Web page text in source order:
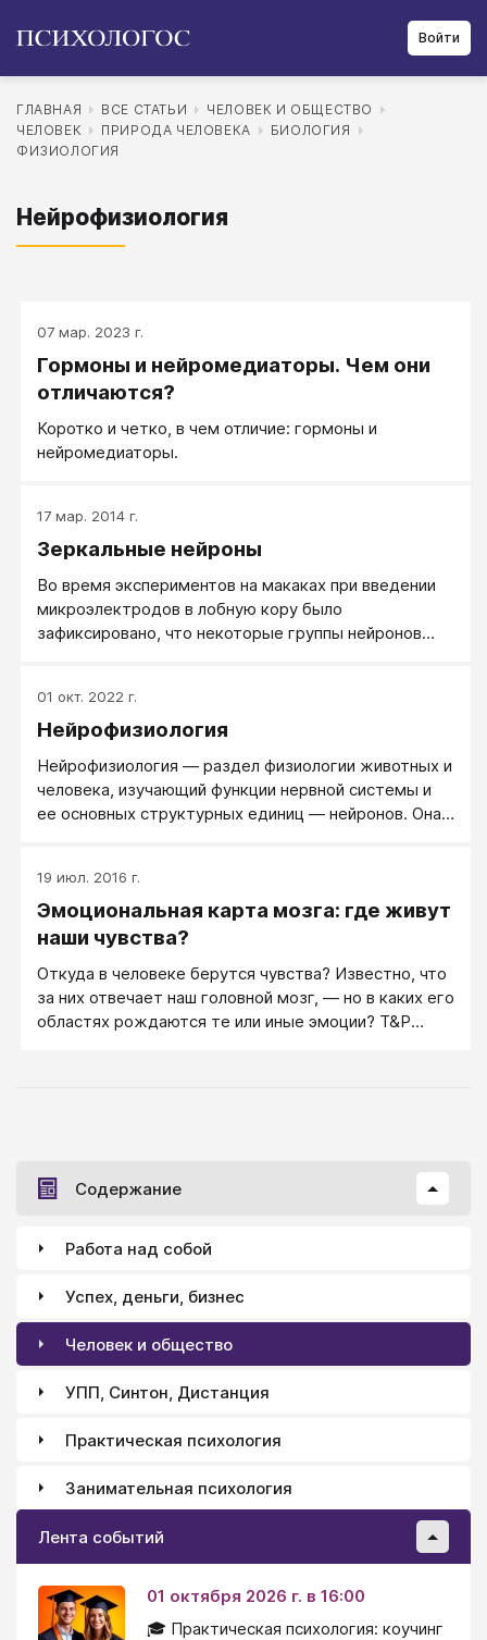
Войти
ГЛАВНАЯ ВСЕ СТАТЬИ
ЧЕЛОВЕК И ОБЩЕСТВО
ЧЕЛОВЕК
ПРИРОДА ЧЕЛОВЕКА
БИОЛОГИЯ
ФИЗИОЛОГИЯ
Нейрофизиология
07 мар. 2023 г.
Гормоны и нейромедиаторы. Чем они
отличаются?
Коротко и четко, в чем отличие: гормоны и
нейромедиаторы.
17 мар. 2014 г.
Зеркальные нейроны
Во время экспериментов на макаках при введении
микроэлектродов в лобную кору было
зафиксировано, что некоторые группы нейронов
особи.
01 окт. 2022 г.
Нейрофизиология
Нейрофизиология — раздел физиологии животных и
человека, изучающий функции нервной системы и
ее основных структурных единиц — нейронов. Она
электрофизиологией, этологией, нейроанатомией и
другими науками, занимающимися изучением мозга.
19 июл. 2016 г.
Эмоциональная карта мозга: где живут
наши чувства?
Откуда в человеке берутся чувства? Известно, что
за них отвечает наш головной мозг, — но в каких его
областях рождаются те или иные эмоции? Т&P
Содержание
Работа над собой
Успех, деньги, бизнес
Человек и общество
УПП, Синтон, Дистанция
Практическая психология
Занимательная психология
Лента событий
01 октября 2026 г. в 16:00
🎓 Практическая психология: коучинг